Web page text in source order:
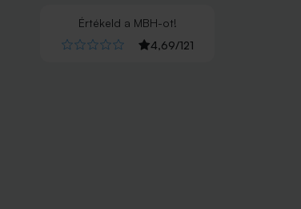
Értékeld a MBH-ot!
4,69/121